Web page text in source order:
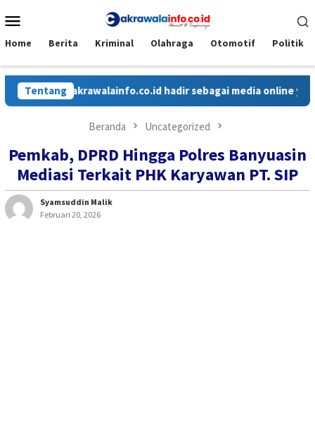
ke
Mobile
Home Berita Kriminal Olahraga Otomotif Politik
Tentang
Cakrawalainfo.co.id hadir sebagai media online yang
Beranda Uncategorized
Pemkab, DPRD Hingga Polres Banyuasin
Mediasi Terkait PHK Karyawan PT. SIP
Syamsuddin Malik
Februari 20, 2026